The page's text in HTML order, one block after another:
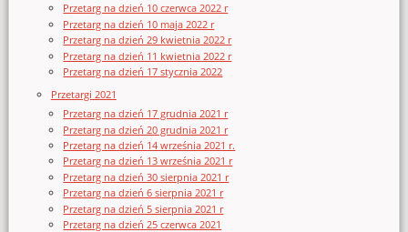
Przetarg na dzień 10 czerwca 2022 r
Przetarg na dzień 10 maja 2022 r
Przetarg na dzień 29 kwietnia 2022 r
Przetarg na dzień 11 kwietnia 2022 r
Przetarg na dzień 17 stycznia 2022
Przetargi 2021
Przetarg na dzień 17 grudnia 2021 r
Przetarg na dzień 20 grudnia 2021 r
Przetarg na dzień 14 września 2021 r.
Przetarg na dzień 13 września 2021 r
Przetarg na dzień 30 sierpnia 2021 r
Przetarg na dzień 6 sierpnia 2021 r
Przetarg na dzień 5 sierpnia 2021 r
Przetarg na dzień 25 czerwca 2021